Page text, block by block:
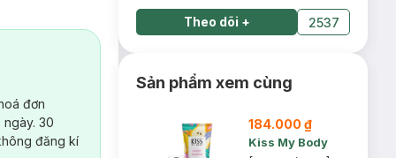
đơn
30
đăng kí
Theo dõi + 2537
Sản phẩm xem cùng
184.000 ₫
Kiss My Body